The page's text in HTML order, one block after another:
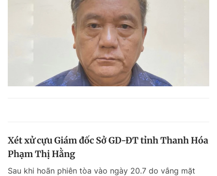
Xét xử cựu Giám đốc Sở GD-ĐT tỉnh Thanh Hóa
Phạm Thị Hằng
Sau khi hoãn phiên tòa vào ngày 20.7 do vắng mặt